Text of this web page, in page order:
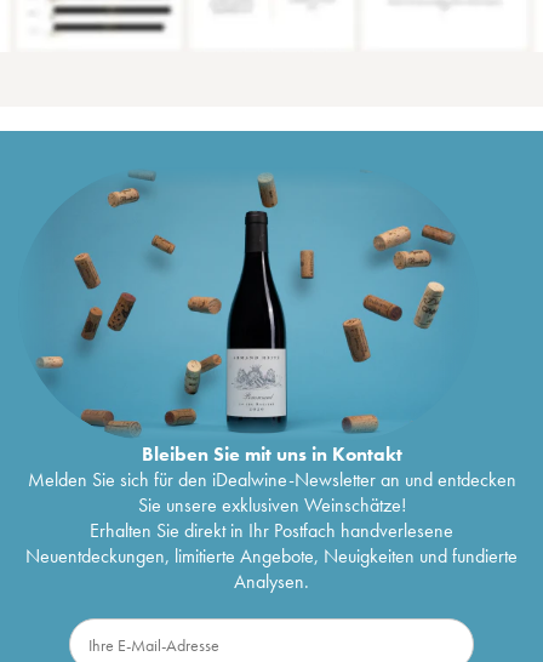
Bleiben Sie mit uns in Kontakt
Melden Sie sich für den iDealwine-Newsletter an und entdecken
Sie unsere exklusiven Weinschätze!
Erhalten Sie direkt in Ihr Postfach handverlesene
Neuentdeckungen, limitierte Angebote, Neuigkeiten und fundierte
Analysen.